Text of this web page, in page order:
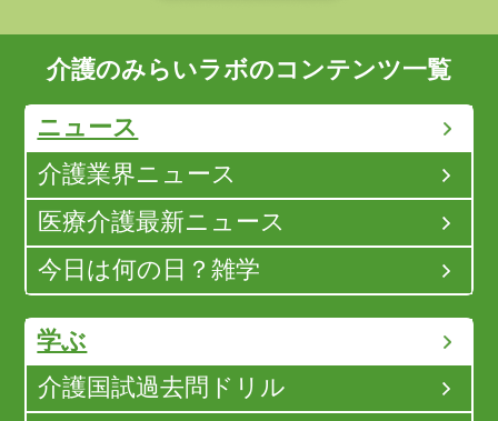
介護のみらいラボのコンテンツ一覧
ニュース
介護業界ニュース
医療介護最新ニュース
今日は何の日？雑学
学ぶ
介護国試過去問ドリル